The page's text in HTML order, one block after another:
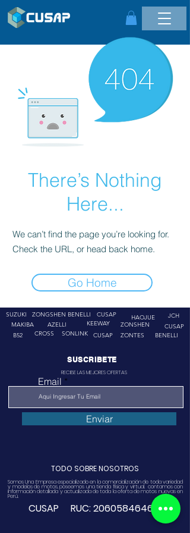
There’s Nothing
Here...
We can’t find the page you’re looking for.
Check the URL, or head back home.
Go Home
SUZUKI
ZONGSHEN
MAKIBA
AZELLI
BENELLI
CUSAP
KEEWAY
B52
CROSS SONLINK CUSAP
HAOJUE
JCH
ZONSHEN
ZONTES
CUSAP
BENELLI
SUSCRIBETE
RECIBE LAS MEJORES OFERTAS
Email
Enviar
TODO SOBRE NOSOTROS
Somos Una Empresa especializado en la comercialización de toda variedad
y modelos de motos, poseemos una tienda física y virtual. contamos con
información detallada y actualizada de toda la oferta de motos nuevas en
Perú.
CUSAP RUC:20605846468